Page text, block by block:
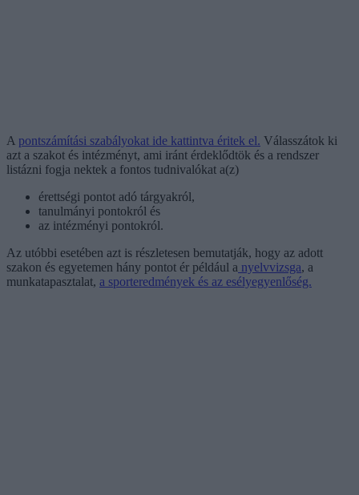
A pontszámítási szabályokat ide kattintva éritek el. Válasszátok ki
azt a szakot és intézményt, ami iránt érdeklődtök és a rendszer
listázni fogja nektek a fontos tudnivalókat a(z)
érettségi pontot adó tárgyakról,
tanulmányi pontokról és
az intézményi pontokról.
Az utóbbi esetében azt is részletesen bemutatják, hogy az adott
szakon és egyetemen hány pontot ér például a nyelvvizsga, a
munkatapasztalat, a sporteredmények és az esélyegyenlőség.